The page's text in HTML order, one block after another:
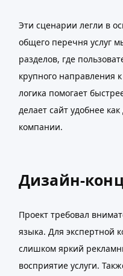
Эти сценарии легли в
общего перечня услуг
разделов, где
крупного направления
логика помогает
делает сайт удобнее
компании.
Дизайн-
Проект требовал
языка. Для экспертной
слишком яркий
восприятие услуги.